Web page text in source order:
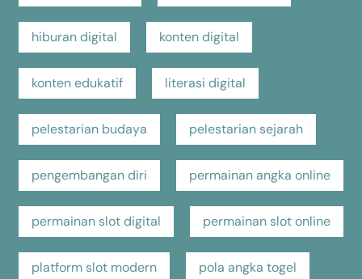
hiburan digital konten digital
konten edukatif literasi digital
pelestarian budaya pelestarian sejarah
pengembangan diri permainan angka online
permainan slot digital permainan slot online
platform slot modern pola angka togel